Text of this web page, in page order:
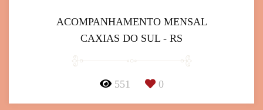
ACOMPANHAMENTO MENSAL
CAXIAS DO SUL - RS
551 0